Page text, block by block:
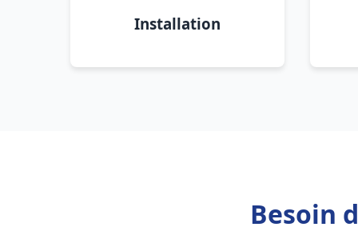
Installation
Besoin